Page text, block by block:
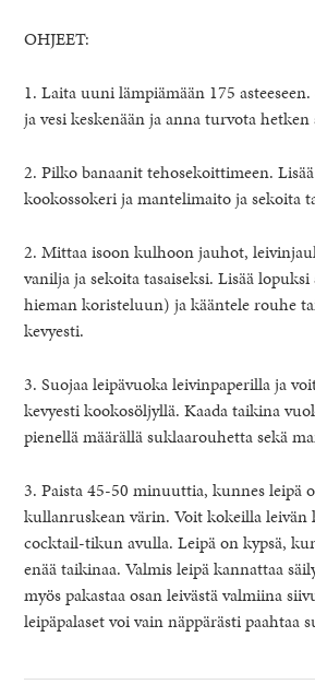
OHJEET:
1. Laita uuni lämpiämään 175
ja vesi keskenään ja anna turvota hetken
2. Pilko banaanit tehosekoittimeen.
kookossokeri ja mantelimaito ja sekoita
2. Mittaa isoon kulhoon jauhot,
vanilja ja sekoita tasaiseksi. Lisää
hieman koristeluun) ja kääntele rouhe
kevyesti.
3. Suojaa leipävuoka leivinpaperilla ja
kevyesti kookosöljyllä. Kaada taikina
pienellä määrällä suklaarouhetta sekä
3. Paista 45-50 minuuttia, kunnes leipä
kullanruskean värin. Voit kokeilla leivän
cocktail-tikun avulla. Leipä on kypsä,
enää taikinaa. Valmis leipä kannattaa
myös pakastaa osan leivästä valmiina
leipäpalaset voi vain näppärästi paahtaa